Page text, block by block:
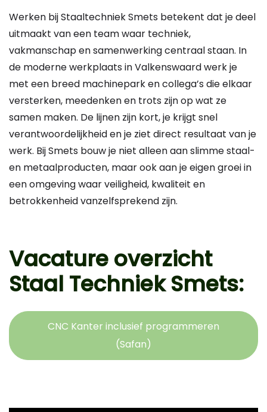
Werken bij Staaltechniek Smets betekent dat je deel
uitmaakt van een team waar techniek,
vakmanschap en samenwerking centraal staan. In
de moderne werkplaats in Valkenswaard werk je
met een breed machinepark en collega’s die elkaar
versterken, meedenken en trots zijn op wat ze
samen maken. De lijnen zijn kort, je krijgt snel
verantwoordelijkheid en je ziet direct resultaat van je
werk. Bij Smets bouw je niet alleen aan slimme staal-
en metaalproducten, maar ook aan je eigen groei in
een omgeving waar veiligheid, kwaliteit en
betrokkenheid vanzelfsprekend zijn.
Vacature overzicht
Staal Techniek Smets:
CNC Kanter inclusief programmeren
(Safan)